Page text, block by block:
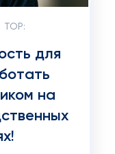
TOP:
для
на